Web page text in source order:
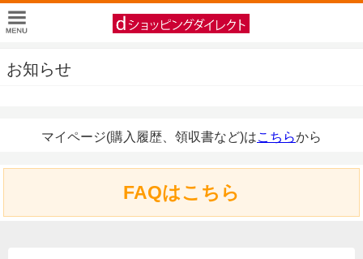
お知らせ
マイページ(購入履歴、領収書など)はこちらから
FAQはこちら